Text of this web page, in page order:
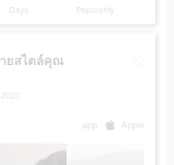
Days Popularity
ายสไตล์คุณ
app Apple